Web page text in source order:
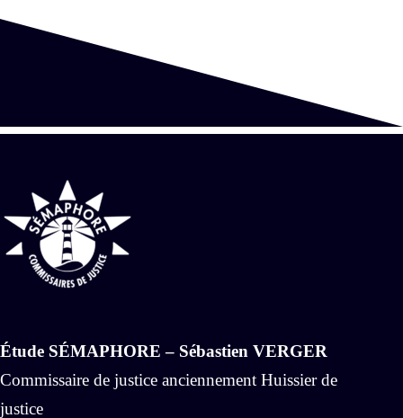
Étude SÉMAPHORE – Sébastien VERGER
Commissaire de justice anciennement Huissier de
justice